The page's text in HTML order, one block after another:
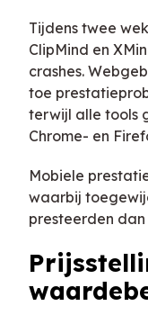
Tijdens twee
ClipMind en
crashes.
toe
terwijl alle tools
Chrome- en
Mobiele
waarbij
presteerden